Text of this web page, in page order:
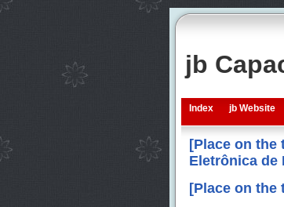
jb
Index jb Website
[Place on the
Eletrônica de
[Place on the